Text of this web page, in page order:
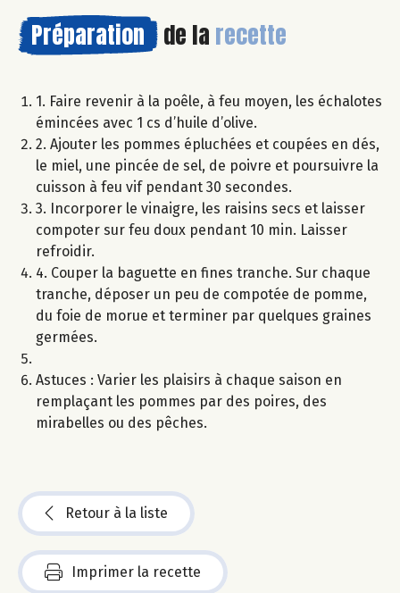
Préparation de la recette
1. Faire revenir à la poêle, à feu moyen, les échalotes
émincées avec 1 cs d’huile d’olive.
2. Ajouter les pommes épluchées et coupées en dés,
le miel, une pincée de sel, de poivre et poursuivre la
cuisson à feu vif pendant 30 secondes.
3. Incorporer le vinaigre, les raisins secs et laisser
compoter sur feu doux pendant 10 min. Laisser
refroidir.
4. Couper la baguette en fines tranche. Sur chaque
tranche, déposer un peu de compotée de pomme,
du foie de morue et terminer par quelques graines
germées.
Astuces : Varier les plaisirs à chaque saison en
remplaçant les pommes par des poires, des
mirabelles ou des pêches.
Retour à la liste
Imprimer la recette